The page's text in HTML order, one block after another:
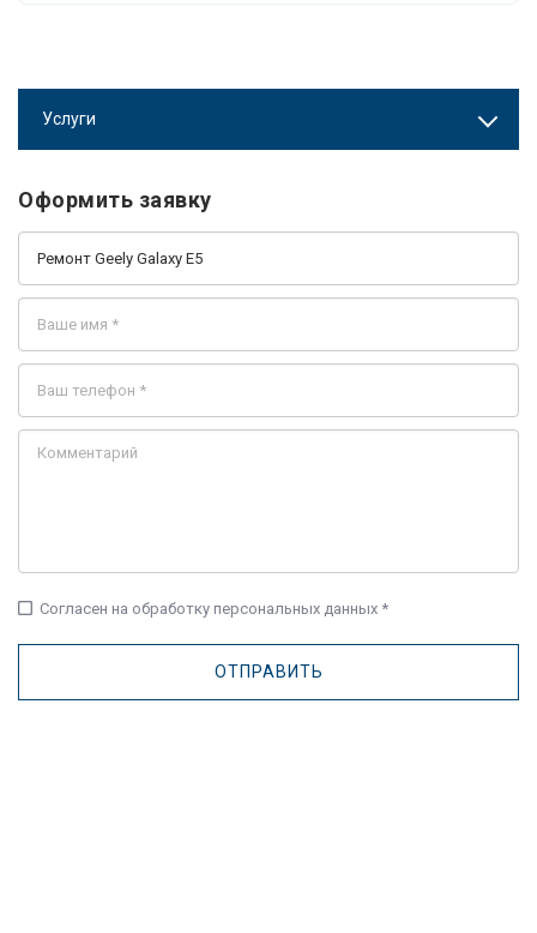
Услуги
Оформить заявку
check_box_outline_blank Согласен на обработку персональных данных *